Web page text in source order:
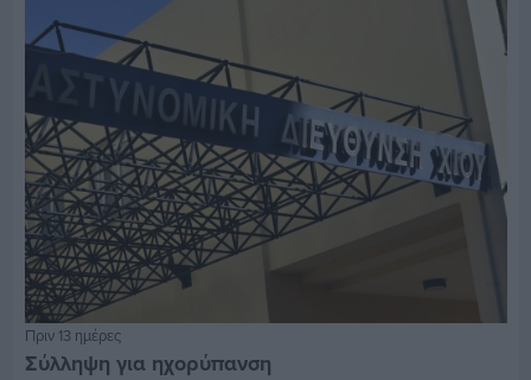
Πριν 13 ημέρες
Σύλληψη για ηχορύπανση